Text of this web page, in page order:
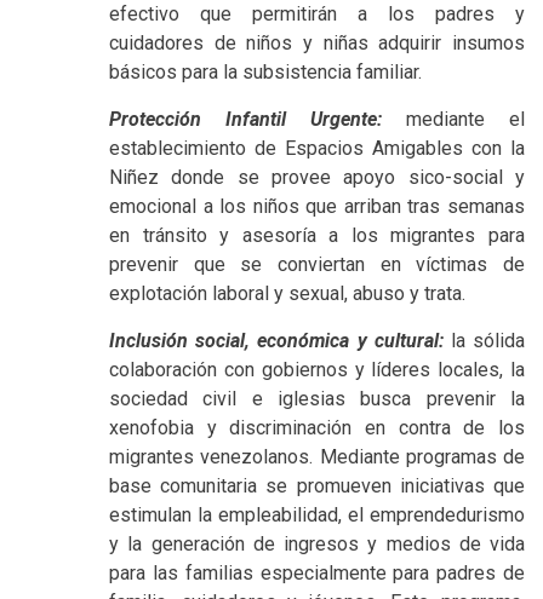
efectivo que permitirán a los padres y
cuidadores de niños y niñas adquirir insumos
básicos para la subsistencia familiar.
Protección Infantil Urgente:
mediante el
establecimiento de Espacios Amigables con la
Niñez donde se provee apoyo sico-social y
emocional a los niños que arriban tras semanas
en tránsito y asesoría a los migrantes para
prevenir que se conviertan en víctimas de
explotación laboral y sexual, abuso y trata.
Inclusión social, económica y cultural: la sólida
colaboración con gobiernos y líderes locales, la
sociedad civil e iglesias busca prevenir la
xenofobia y discriminación en contra de los
migrantes venezolanos. Mediante programas de
base comunitaria se promueven iniciativas que
estimulan la empleabilidad, el emprendedurismo
y la generación de ingresos y medios de vida
para las familias especialmente para padres de